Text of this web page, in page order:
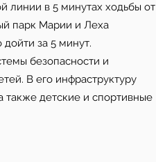
линии в 5 минутах ходьбы от
парк Марии и Леха
за 5 минут.
безопасности и
В его инфраструктуру
также детские и спортивные